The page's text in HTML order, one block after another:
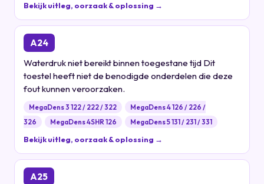
Bekijk uitleg, oorzaak & oplossing →
A24
Waterdruk niet bereikt binnen toegestane tijd Dit
toestel heeft niet de benodigde onderdelen die deze
fout kunnen veroorzaken.
MegaDens 3 122 / 222 / 322
MegaDens 4 126 / 226 /
326
MegaDens 4SHR 126 MegaDens 5 131 / 231 / 331
Bekijk uitleg, oorzaak & oplossing →
A25